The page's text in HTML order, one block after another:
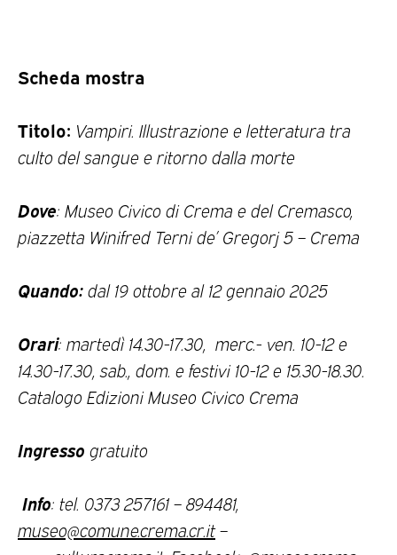
Scheda mostra
Titolo: Vampiri. Illustrazione e letteratura tra
culto del sangue e ritorno dalla morte
Dove: Museo Civico di Crema e del Cremasco,
piazzetta Winifred Terni de’ Gregorj 5 – Crema
Quando:dal 19 ottobre al 12 gennaio 2025
Orari: martedì 14.30-17.30, merc.- ven. 10-12 e
14.30-17.30, sab., dom. e festivi 10-12 e 15.30-18.30.
Catalogo Edizioni Museo Civico Crema
Ingresso gratuito
Info: tel. 0373 257161 – 894481,
museo@comune.crema.cr.it–